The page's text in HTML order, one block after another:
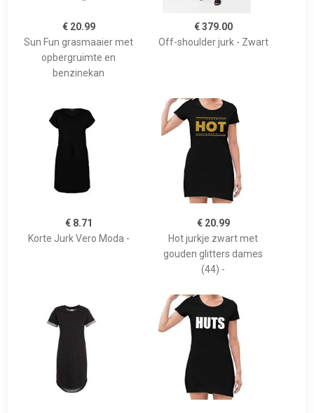
€ 20.99
Sun Fun grasmaaier met
opbergruimte en
benzinekan
€ 379.00
Off-shoulder jurk - Zwart
€ 8.71
Korte Jurk Vero Moda -
€ 20.99
Hot jurkje zwart met
gouden glitters dames
(44) -